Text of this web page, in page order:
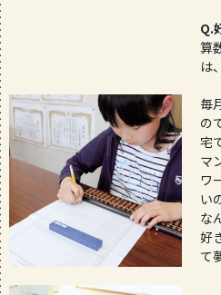
Q.
算
は
毎
の
宅
マ
ワ
い
な
好
て